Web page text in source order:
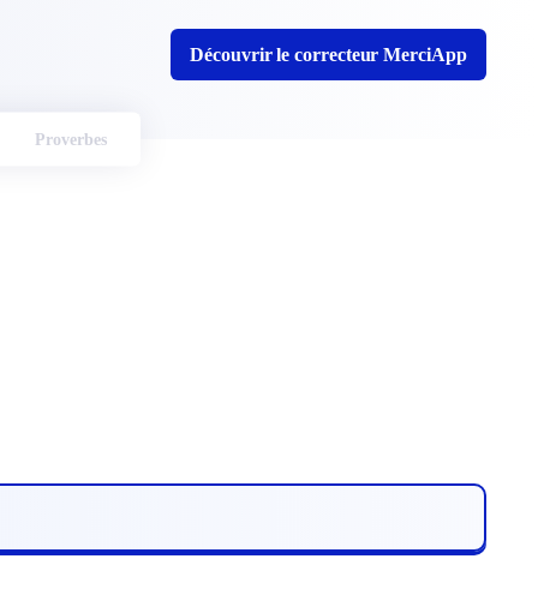
Découvrir le correcteur MerciApp
Proverbes